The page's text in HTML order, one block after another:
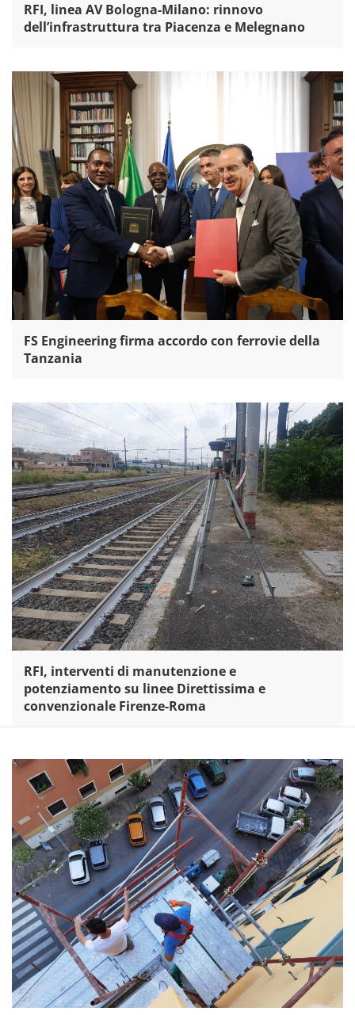
RFI, linea AV Bologna-Milano: rinnovo
dell’infrastruttura tra Piacenza e Melegnano
FS Engineering firma accordo con ferrovie della
Tanzania
RFI, interventi di manutenzione e
potenziamento su linee Direttissima e
convenzionale Firenze-Roma